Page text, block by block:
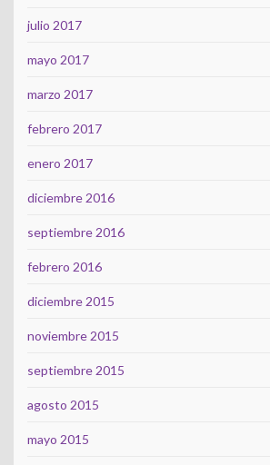
julio 2017
mayo 2017
marzo 2017
febrero 2017
enero 2017
diciembre 2016
septiembre 2016
febrero 2016
diciembre 2015
noviembre 2015
septiembre 2015
agosto 2015
mayo 2015